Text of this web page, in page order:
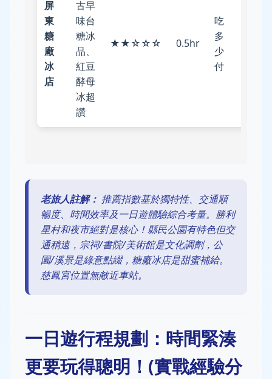
屏
東
糖
廠
冰
店
古早
味台
糖冰
品、
紅豆
酵母
冰超
讚
★★☆☆☆ 0.5hr
吃
多
少
付
老旅人註解： 推薦指數基於獨特性、交通順
暢度、時間效率及一日遊體驗綜合考量。勝利
星村和夜市絕對是核心！縣民公園有特色但交
通稍遠，宗祠/書院/美術館是文化調劑，公
園/溪景是綠意點綴，糖廠冰店是甜蜜補給。
慈鳳宮位置無敵近車站。
一日遊行程規劃：時間緊湊
更要玩得聰明！(實戰經驗分